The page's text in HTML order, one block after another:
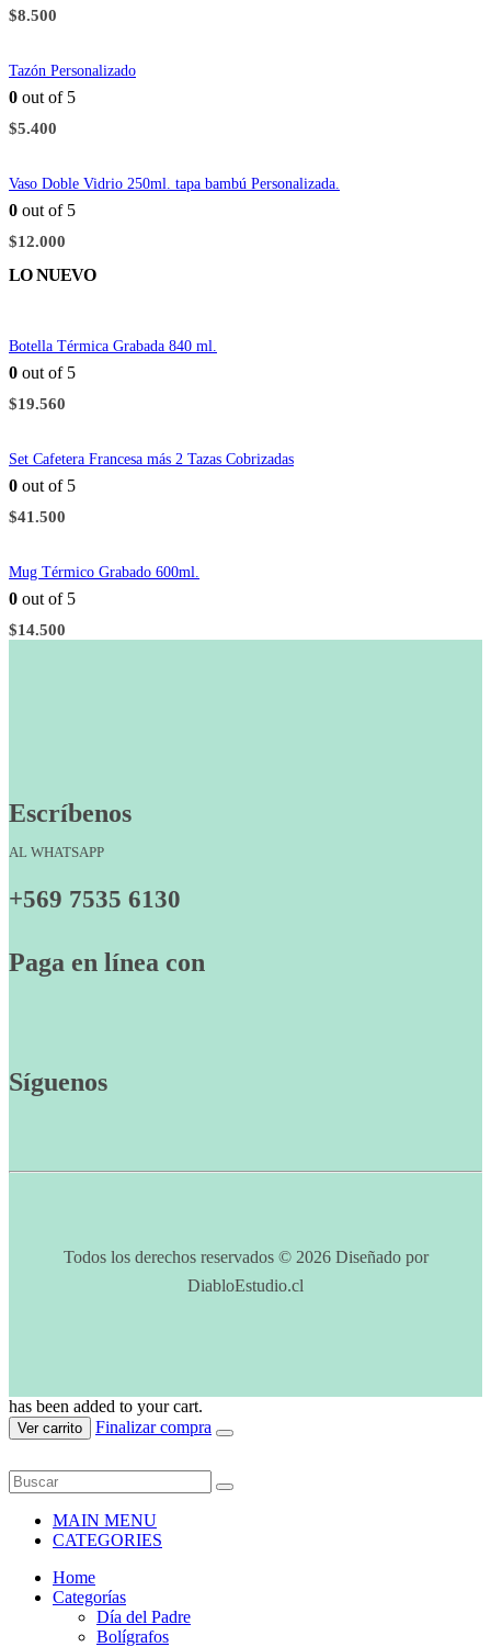
$8.500
Tazón Personalizado
0 out of 5
$5.400
Vaso Doble Vidrio 250ml. tapa bambú Personalizada.
0 out of 5
$12.000
LO NUEVO
Botella Térmica Grabada 840 ml.
0 out of 5
$19.560
Set Cafetera Francesa más 2 Tazas Cobrizadas
0 out of 5
$41.500
Mug Térmico Grabado 600ml.
0 out of 5
$14.500
Escríbenos
AL WHATSAPP
+569 7535 6130
Paga en línea con
Síguenos
Todos los derechos reservados © 2026 Diseñado por
DiabloEstudio.cl
has been added to your cart.
Ver carrito Finalizar compra
MAIN MENU
CATEGORIES
Home
Categorías
Día del Padre
Bolígrafos